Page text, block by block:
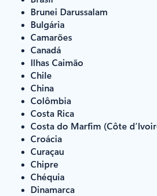
Brunei Darussalam
Bulgária
Camarões
Canadá
Ilhas Caimão
Chile
China
Colômbia
Costa Rica
Costa do Marfim (Côte
Croácia
Curaçau
Chipre
Chéquia
Dinamarca